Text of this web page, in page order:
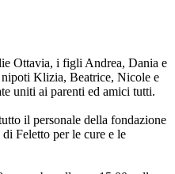
Ottavia, i figli Andrea, Dania e
Klizia, Beatrice, Nicole e
uniti ai parenti ed amici tutti.
il personale della fondazione
Feletto per le cure e le